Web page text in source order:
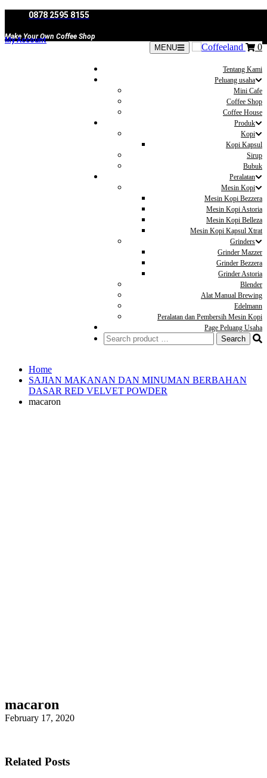
content
0878 2595 8155
Make Your Own Coffee Shop
My Account
MENU 0
Tentang Kami
Peluang usaha
Mini Cafe
Coffee Shop
Coffee House
Produk
Kopi
Kopi Kapsul
Sirup
Bubuk
Peralatan
Mesin Kopi
Mesin Kopi Bezzera
Mesin Kopi Astoria
Mesin Kopi Belleza
Mesin Kopi Kapsul Xtrat
Grinders
Grinder Mazzer
Grinder Bezzera
Grinder Astoria
Blender
Alat Manual Brewing
Edelmann
Peralatan dan Pembersih Mesin Kopi
Page Peluang Usaha
Search
for:
Home
SAJIAN MAKANAN DAN MINUMAN BERBAHAN
DASAR RED VELVET POWDER
macaron
macaron
February 17, 2020
Related Posts